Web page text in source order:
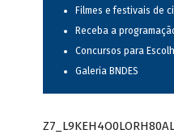
Filmes e festivais de
Receba a
Concursos para
Galeria BNDES